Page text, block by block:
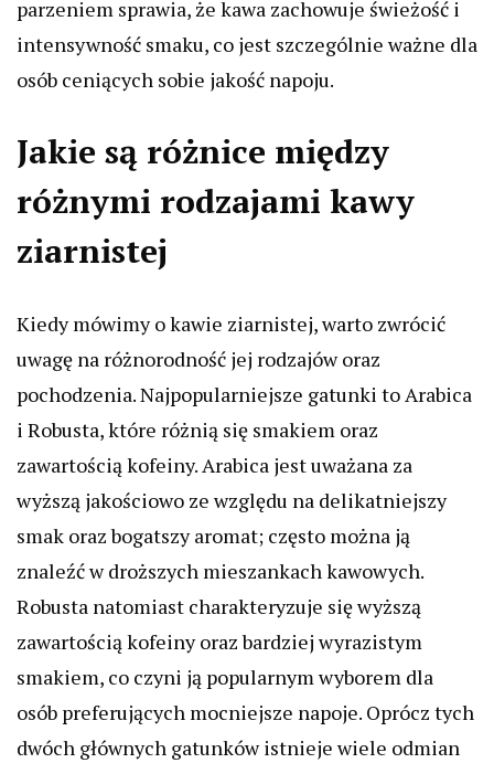
parzeniem sprawia, że kawa zachowuje świeżość i
intensywność smaku, co jest szczególnie ważne dla
osób ceniących sobie jakość napoju.
Jakie są różnice między
różnymi rodzajami kawy
ziarnistej
Kiedy mówimy o kawie ziarnistej, warto zwrócić
uwagę na różnorodność jej rodzajów oraz
pochodzenia. Najpopularniejsze gatunki to Arabica
i Robusta, które różnią się smakiem oraz
zawartością kofeiny. Arabica jest uważana za
wyższą jakościowo ze względu na delikatniejszy
smak oraz bogatszy aromat; często można ją
znaleźć w droższych mieszankach kawowych.
Robusta natomiast charakteryzuje się wyższą
zawartością kofeiny oraz bardziej wyrazistym
smakiem, co czyni ją popularnym wyborem dla
osób preferujących mocniejsze napoje. Oprócz tych
dwóch głównych gatunków istnieje wiele odmian